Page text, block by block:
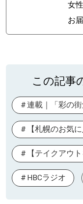
女
お
この記事
連載｜「彩の街
【札幌のお気
【テイクアウ
HBCラジオ